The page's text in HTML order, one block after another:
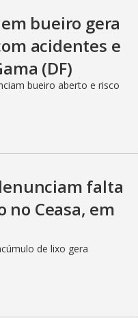
bueiro gera
acidentes e
(DF)
bueiro aberto e risco
falta
no Ceasa, em
de lixo gera